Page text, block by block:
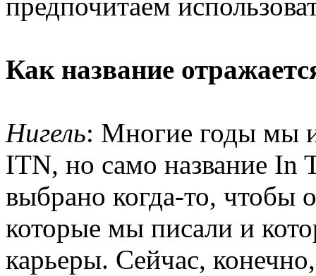
Как название
Нигель: Многие годы мы
ITN, но само название In
выбрано когда-то, чтобы
которые мы писали и
карьеры. Сейчас,